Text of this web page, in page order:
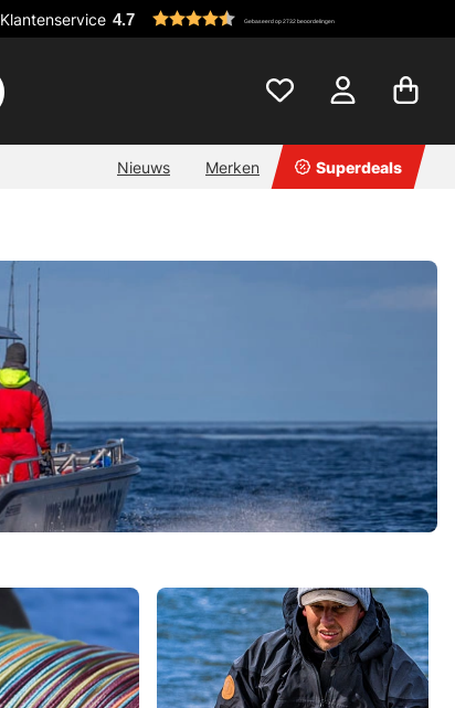
Klantenservice 4.7 Gebaseerd op 2732 beoordelingen
Nieuws Merken Superdeals